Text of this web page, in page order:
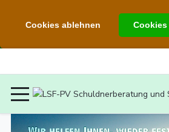
Cookies ablehnen Cookies